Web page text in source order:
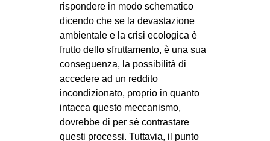
rispondere in modo schematico
dicendo che se la devastazione
ambientale e la crisi ecologica è
frutto dello sfruttamento, è una sua
conseguenza, la possibilità di
accedere ad un reddito
incondizionato, proprio in quanto
intacca questo meccanismo,
dovrebbe di per sé contrastare
questi processi. Tuttavia, il punto